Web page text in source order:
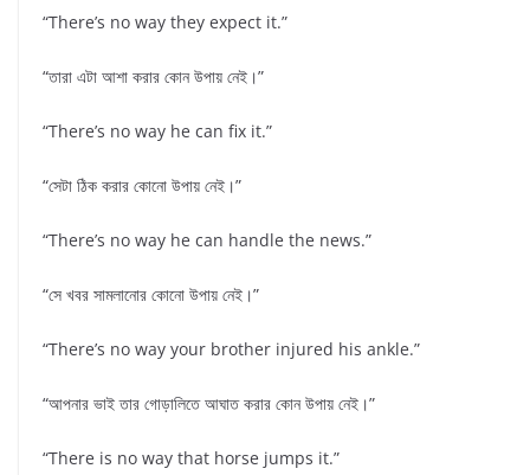
“There’s no way they expect it.”
“তারা এটা আশা করার কোন উপায় নেই।”
“There’s no way he can fix it.”
“সেটা ঠিক করার কোনো উপায় নেই।”
“There’s no way he can handle the news.”
“সে খবর সামলানোর কোনো উপায় নেই।”
“There’s no way your brother injured his ankle.”
“আপনার ভাই তার গোড়ালিতে আঘাত করার কোন উপায় নেই।”
“There is no way that horse jumps it.”